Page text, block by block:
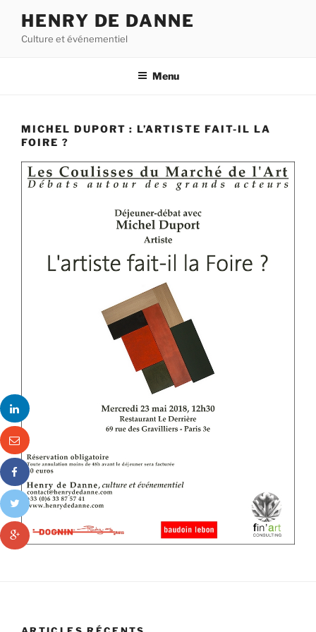
contenu
HENRY DE DANNE
Culture et événementiel
Menu
MICHEL DUPORT : L’ARTISTE FAIT-IL LA
FOIRE ?